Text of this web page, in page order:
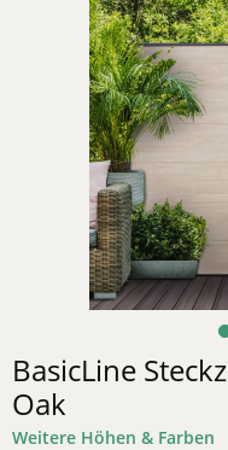
BasicLine
Oak
Weitere Höhen & Farben